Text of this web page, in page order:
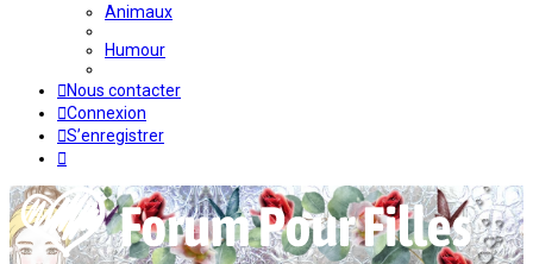
Animaux
Humour
Nous contacter
Connexion
S’enregistrer